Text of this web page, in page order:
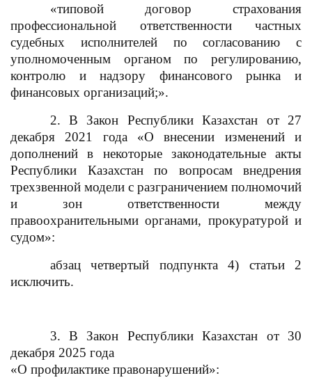
«типовой договор страхования
профессиональной ответственности частных
судебных исполнителей по согласованию с
уполномоченным органом по регулированию,
контролю и надзору финансового рынка и
финансовых организаций;».
2. В Закон Республики Казахстан от 27
декабря 2021 года «О внесении изменений и
дополнений в некоторые законодательные акты
Республики Казахстан по вопросам внедрения
трехзвенной модели с разграничением полномочий
и зон ответственности между
правоохранительными органами, прокуратурой и
судом»:
абзац четвертый подпункта 4) статьи 2
исключить.
3. В Закон Республики Казахстан от 30
декабря 2025 года
«О профилактике правонарушений»: